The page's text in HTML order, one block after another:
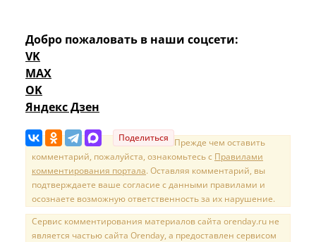
Добро пожаловать в наши соцсети:
VK
MAX
OK
Яндекс Дзен
Поделиться Прежде чем оставить
комментарий, пожалуйста, ознакомьтесь с Правилами
комментирования портала. Оставляя комментарий, вы
подтверждаете ваше согласие с данными правилами и
осознаете возможную ответственность за их нарушение.
Сервис комментирования материалов сайта orenday.ru не
является частью сайта Orenday, а предоставлен сервисом